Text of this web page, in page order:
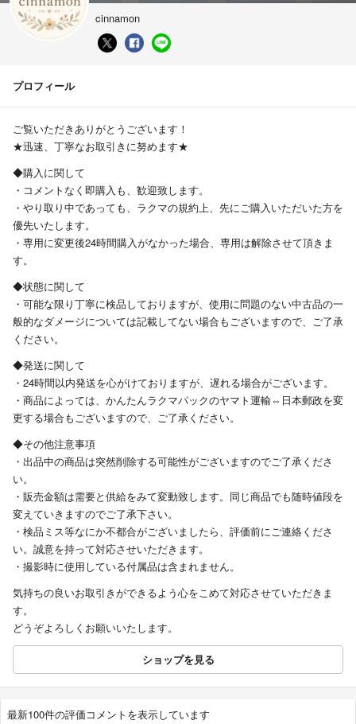
cinnamon
プロフィール
ご覧いただきありがとうございます！
★迅速、丁寧なお取引きに努めます★
◆購入に関して
・コメントなく即購入も、歓迎致します。
・やり取り中であっても、ラクマの規約上、先にご購入いただいた方を
優先いたします。
・専用に変更後24時間購入がなかった場合、専用は解除させて頂きま
す。
◆状態に関して
・可能な限り丁寧に検品しておりますが、使用に問題のない中古品の一
般的なダメージについては記載してない場合もございますので、ご了承
ください。
◆発送に関して
・24時間以内発送を心がけておりますが、遅れる場合がございます。
・商品によっては、かんたんラクマパックのヤマト運輸⇔日本郵政を変
更する場合もございますので、ご了承ください。
◆その他注意事項
・出品中の商品は突然削除する可能性がございますのでご了承くださ
い。
・販売金額は需要と供給をみて変動致します。同じ商品でも随時値段を
変えていきますのでご了承下さい。
・検品ミス等なにか不都合がございましたら、評価前にご連絡くださ
い。誠意を持って対応させいただきます。
・撮影時に使用している付属品は含まれません。
気持ちの良いお取引きができるよう心をこめて対応させていただきま
す。
どうぞよろしくお願いいたします。
ショップを見る
最新100件の評価コメントを表示しています